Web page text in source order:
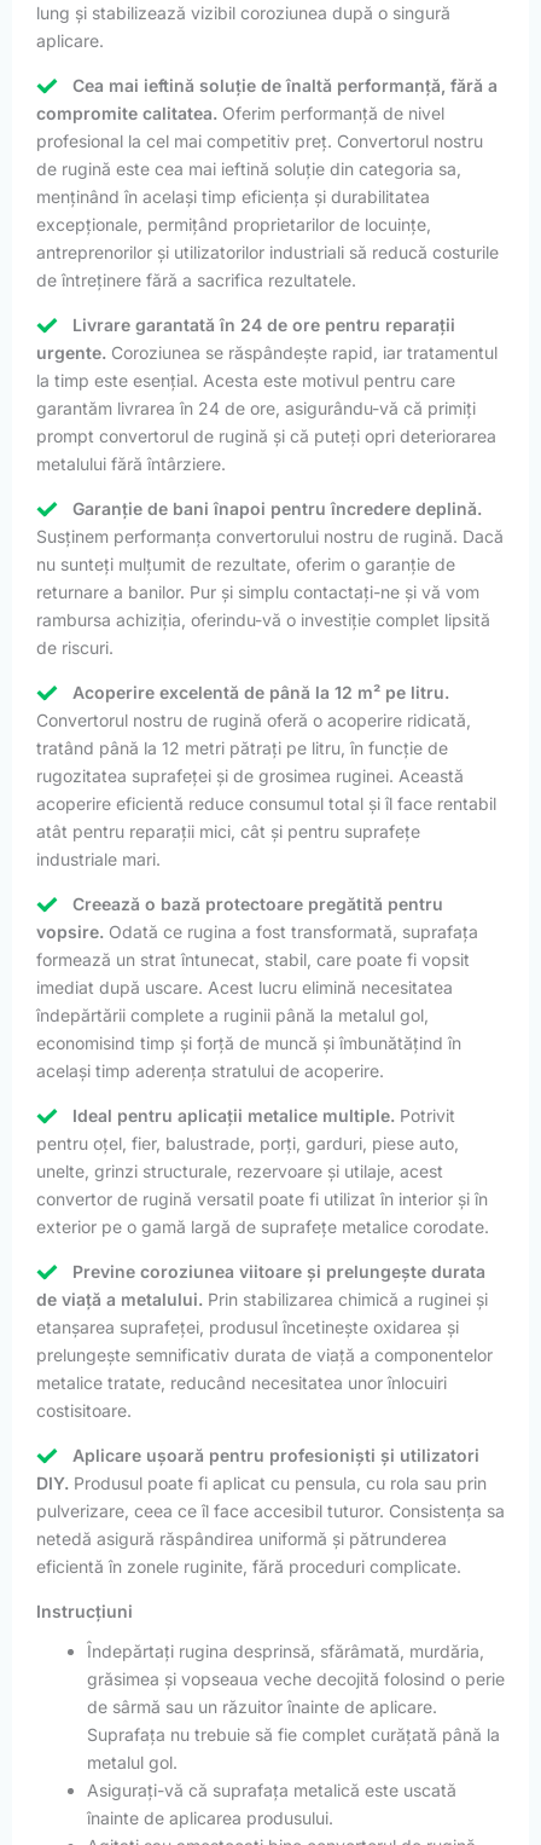
lung și stabilizează vizibil coroziunea după o singură
aplicare.
Cea mai ieftină soluție de înaltă performanță, fără a
compromite calitatea. Oferim performanță de nivel
profesional la cel mai competitiv preț. Convertorul nostru
de rugină este cea mai ieftină soluție din categoria sa,
menținând în același timp eficiența și durabilitatea
excepționale, permițând proprietarilor de locuințe,
antreprenorilor și utilizatorilor industriali să reducă costurile
de întreținere fără a sacrifica rezultatele.
Livrare garantată în 24 de ore pentru reparații
urgente. Coroziunea se răspândește rapid, iar tratamentul
la timp este esențial. Acesta este motivul pentru care
garantăm livrarea în 24 de ore, asigurându-vă că primiți
prompt convertorul de rugină și că puteți opri deteriorarea
metalului fără întârziere.
Garanție de bani înapoi pentru încredere deplină.
Susținem performanța convertorului nostru de rugină. Dacă
nu sunteți mulțumit de rezultate, oferim o garanție de
returnare a banilor. Pur și simplu contactați-ne și vă vom
rambursa achiziția, oferindu-vă o investiție complet lipsită
de riscuri.
Acoperire excelentă de până la 12 m² pe litru.
Convertorul nostru de rugină oferă o acoperire ridicată,
tratând până la 12 metri pătrați pe litru, în funcție de
rugozitatea suprafeței și de grosimea ruginei. Această
acoperire eficientă reduce consumul total și îl face rentabil
atât pentru reparații mici, cât și pentru suprafețe
industriale mari.
Creează o bază protectoare pregătită pentru
vopsire. Odată ce rugina a fost transformată, suprafața
formează un strat întunecat, stabil, care poate fi vopsit
imediat după uscare. Acest lucru elimină necesitatea
îndepărtării complete a ruginii până la metalul gol,
economisind timp și forță de muncă și îmbunătățind în
același timp aderența stratului de acoperire.
Ideal pentru aplicații metalice multiple. Potrivit
pentru oțel, fier, balustrade, porți, garduri, piese auto,
unelte, grinzi structurale, rezervoare și utilaje, acest
convertor de rugină versatil poate fi utilizat în interior și în
exterior pe o gamă largă de suprafețe metalice corodate.
Previne coroziunea viitoare și prelungește durata
de viață a metalului. Prin stabilizarea chimică a ruginei și
etanșarea suprafeței, produsul încetinește oxidarea și
prelungește semnificativ durata de viață a componentelor
metalice tratate, reducând necesitatea unor înlocuiri
costisitoare.
Aplicare ușoară pentru profesioniști și utilizatori
DIY. Produsul poate fi aplicat cu pensula, cu rola sau prin
pulverizare, ceea ce îl face accesibil tuturor. Consistența sa
netedă asigură răspândirea uniformă și pătrunderea
eficientă în zonele ruginite, fără proceduri complicate.
Instrucțiuni
Îndepărtați rugina desprinsă, sfărâmată, murdăria,
grăsimea și vopseaua veche decojită folosind o perie
de sârmă sau un răzuitor înainte de aplicare.
Suprafața nu trebuie să fie complet curățată până la
metalul gol.
Asigurați-vă că suprafața metalică este uscată
înainte de aplicarea produsului.